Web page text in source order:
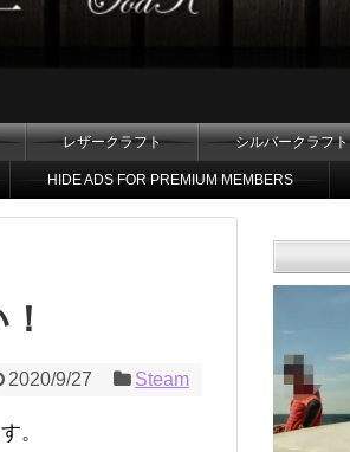
レザークラフト シルバークラフト
HIDE ADS FOR PREMIUM MEMBERS
2020/9/27 Steam
。